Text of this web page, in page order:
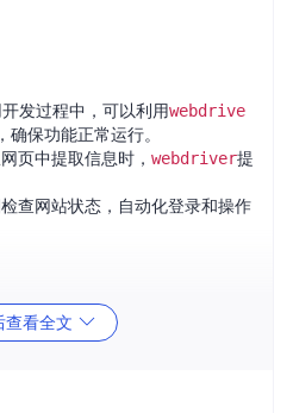
开发过程中，可以利用webdrive
保功能正常运行。
页中提取信息时， webdriver提
检查网站状态，自动化登录和操作
是专门为Haskell设计的，
查看全文